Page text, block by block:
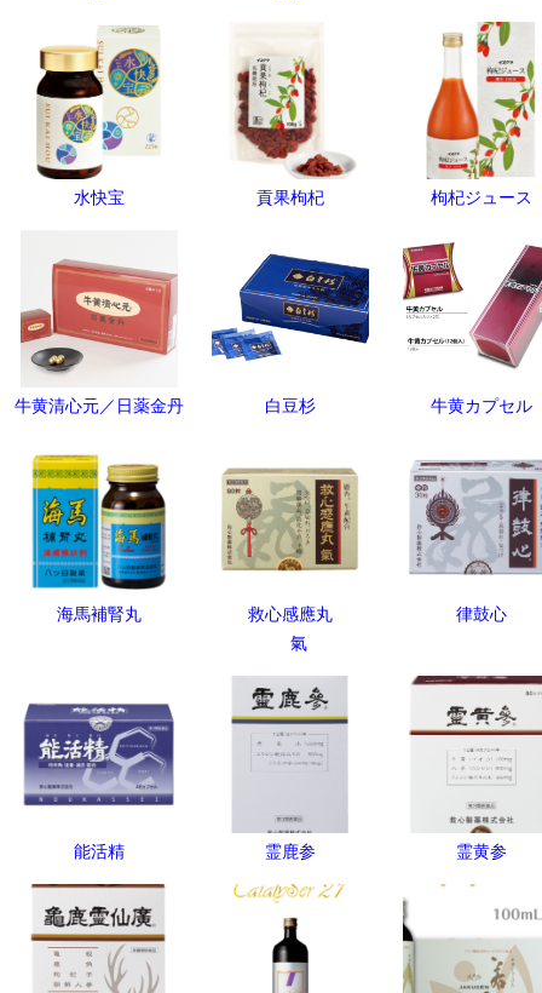
水快宝 貢果枸杞 枸杞ジュース
牛黄清心元／日薬金丹 白豆杉 牛黄カプセル
海馬補腎丸
救心感應丸
氣
律鼓心
能活精 霊鹿参 霊黄参